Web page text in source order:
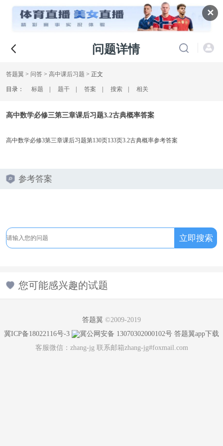
✕
问题详情
答题翼> 问答 > 高中课后习题 > 正文
目录： 标题 | 题干 | 答案 | 搜索 | 相关
高中数学必修三第三章课后习题3.2古典概率答案
高中数学必修3第三章课后习题第130页133页3.2古典概率参考答案
参考答案
您可能感兴趣的试题
答题翼 ©2009-2019
冀ICP备18022116号-3
冀公网安备 13070302000102号 答题翼app下载
客服微信：zhang-jg 联系邮箱zhang-jg#foxmail.com